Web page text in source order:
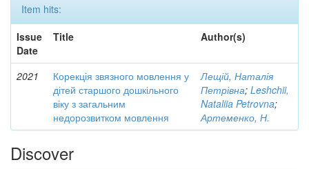
Item hits:
Issue
Date
Title Author(s)
2021
Корекція звязного мовлення у
дітей старшого дошкільного
віку з загальним
недорозвитком мовлення
Лещій, Наталія
Петрівна; Leshchii,
Nataliia Petrovna;
Артеменко, Н.
Discover